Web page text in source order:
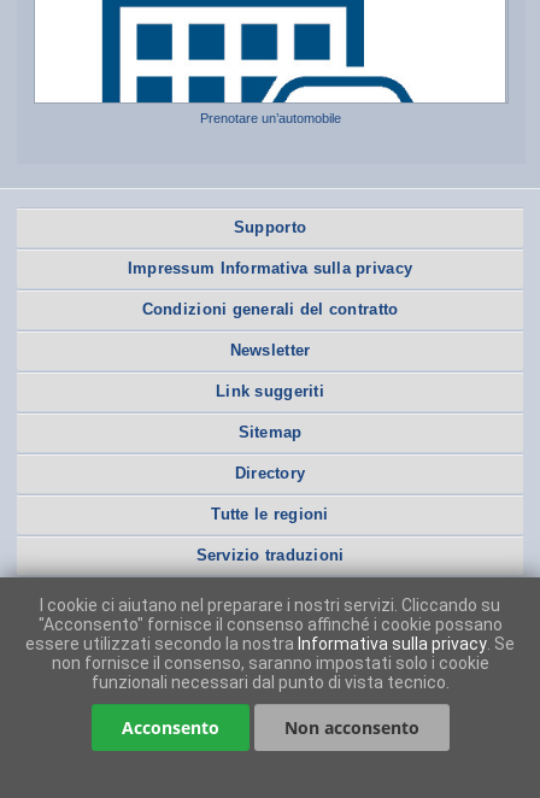
Prenotare un’automobile
Supporto
Impressum Informativa sulla privacy
Condizioni generali del contratto
Newsletter
Link suggeriti
Sitemap
Directory
Tutte le regioni
Servizio traduzioni
I cookie ci aiutano nel preparare i nostri servizi. Cliccando su
"Acconsento" fornisce il consenso affinché i cookie possano
essere utilizzati secondo la nostra Informativa sulla privacy . Se
non fornisce il consenso, saranno impostati solo i cookie
funzionali necessari dal punto di vista tecnico.